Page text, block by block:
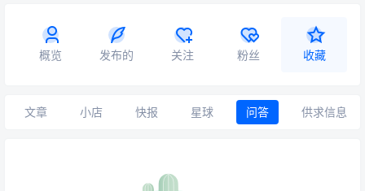
概览 发布的 关注 粉丝 收藏
文章 小店 快报 星球 问答 供求信息